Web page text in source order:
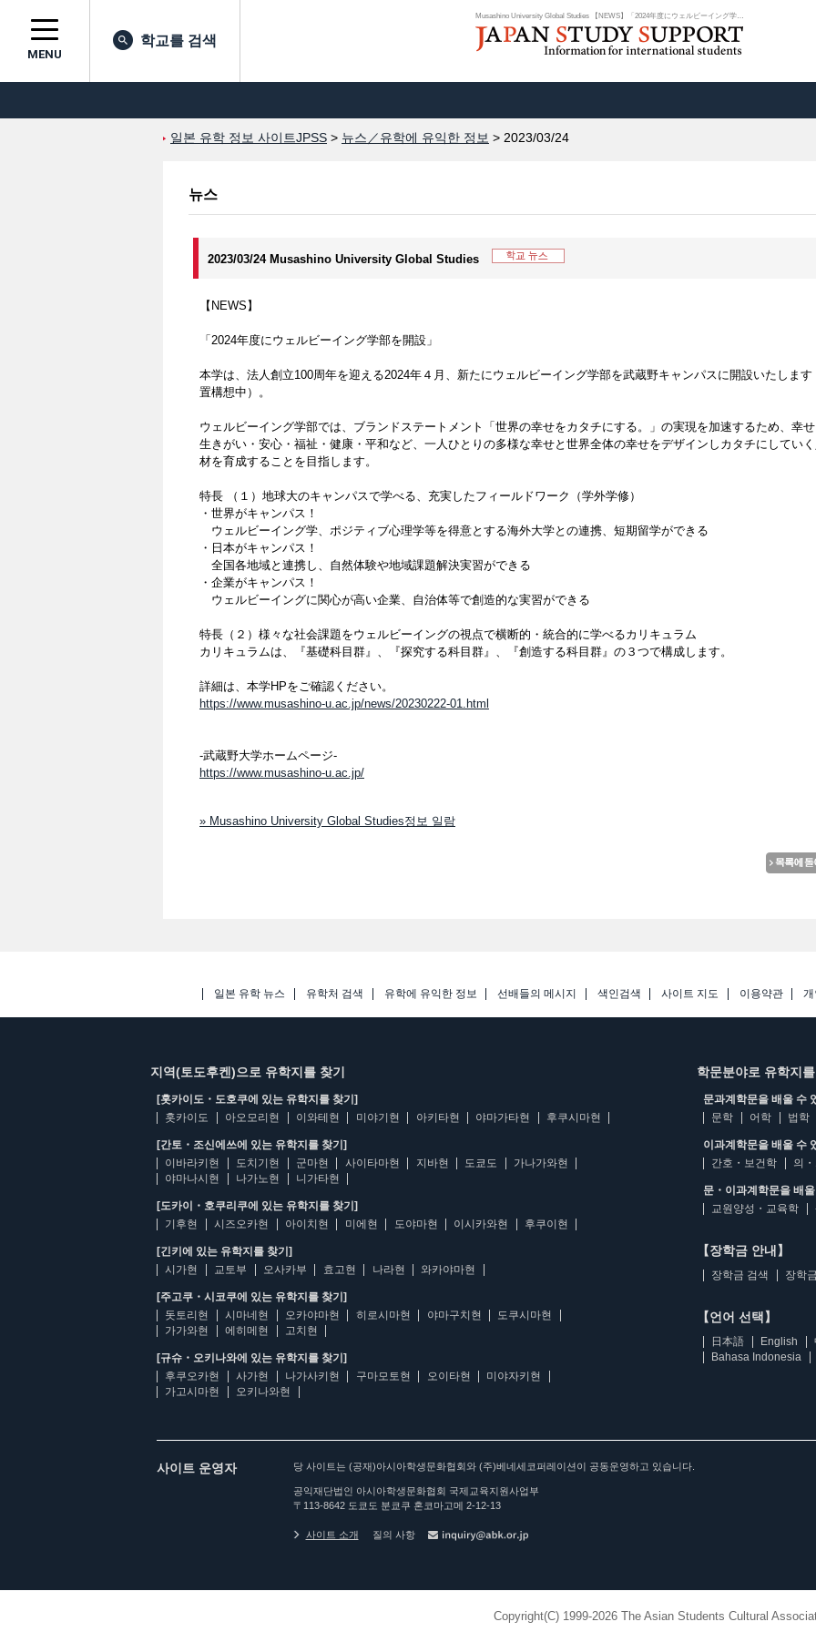
Musashino University Global Studies 【NEWS】「2024年度にウェルビーイング学部...
MENU
학교를 검색
일본 유학 정보 사이트JPSS > 뉴스／유학에 유익한 정보 > 2023/03/24
뉴스
2023/03/24 Musashino University Global Studies
【NEWS】
「2024年度にウェルビーイング学部を開設」
本学は、法人創立100周年を迎える2024年４月、新たにウェルビーイング学部を武蔵野キャンパスに開設いたします
置構想中）。
ウェルビーイング学部では、ブランドステートメント「世界の幸せをカタチにする。」の実現を加速するため、幸
生きがい・安心・福祉・健康・平和など、一人ひとりの多様な幸せと世界全体の幸せをデザインしカタチにしてい
材を育成することを目指します。
特長 （１）地球大のキャンパスで学べる、充実したフィールドワーク（学外学修）
・世界がキャンパス！
ウェルビーイング学、ポジティブ心理学等を得意とする海外大学との連携、短期留学ができる
・日本がキャンパス！
全国各地域と連携し、自然体験や地域課題解決実習ができる
・企業がキャンパス！
ウェルビーイングに関心が高い企業、自治体等で創造的な実習ができる
特長（２）様々な社会課題をウェルビーイングの視点で横断的・統合的に学べるカリキュラム
カリキュラムは、『基礎科目群』、『探究する科目群』、『創造する科目群』の３つで構成します。
詳細は、本学HPをご確認ください。
https://www.musashino-u.ac.jp/news/20230222-01.html
-武蔵野大学ホームページ-
https://www.musashino-u.ac.jp/
» Musashino University Global Studies정보 일람
일본 유학 뉴스 유학처 검색 유학에 유익한 정보 선배들의 메시지 색인검색 사이트 지도 이용약관
지역(토도후켄)으로 유학지를 찾기
[홋카이도・도호쿠에 있는 유학지를 찾기]
홋카이도
아오모리현 이와테현 미야기현 아키타현 야마가타현 후쿠시마현
[간토・조신에쓰에 있는 유학지를 찾기]
이바라키현
도치기현 군마현 사이타마현 지바현 도쿄도
가나가와현
야마나시현
나가노현 니가타현
[도카이・호쿠리쿠에 있는 유학지를 찾기]
기후현
시즈오카현 아이치현 미에현 도야마현 이시카와현 후쿠이현
[긴키에 있는 유학지를 찾기]
시가현
교토부 오사카부 효고현 나라현 와카야마현
[주고쿠・시코쿠에 있는 유학지를 찾기]
돗토리현
시마네현 오카야마현 히로시마현 야마구치현
도쿠시마현
가가와현
에히메현 고치현
[규슈・오키나와에 있는 유학지를 찾기]
후쿠오카현
사가현 나가사키현 구마모토현 오이타현
미야자키현
가고시마현
오키나와현
학문분야로 유학지
문과계학문을 배울 수
문학
어학 법학
이과계학문을 배울 수
간호・보건학
의
문・이과계학문을 배
교원양성・교육학
【장학금 안내】
장학금 검색 장학
【언어 선택】
日本語 English
Bahasa Indonesia
사이트 운영자 당 사이트는 (공재)아시아학생문화협회와 (주)베네세코퍼레이션이 공동운영하고 있습니다.
공익재단법인 아시아학생문화협회 국제교육지원사업부
〒113-8642 도쿄도 분쿄쿠 혼코마고메 2-12-13
사이트 소개 질의 사항
Copyright(C) 1999-2026 The Asian Students Cultural